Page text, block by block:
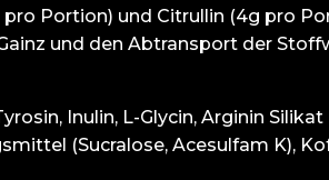
pro Portion) und Citrullin (4g pro
und den Abtransport der
Inulin, L-Glycin, Arginin
(Sucralose, Acesulfam K),